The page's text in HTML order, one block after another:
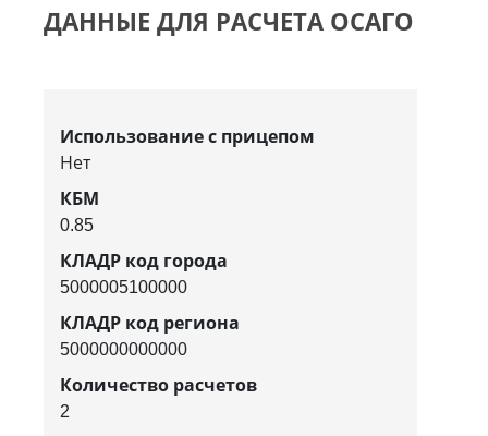
ДАННЫЕ ДЛЯ РАСЧЕТА ОСАГО
Использование с прицепом
Нет
КБМ
0.85
КЛАДР код города
5000005100000
КЛАДР код региона
5000000000000
Количество расчетов
2